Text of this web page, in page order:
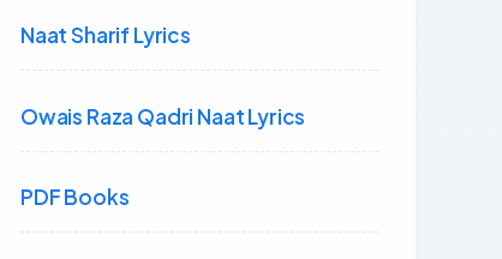
Naat Sharif Lyrics
Owais Raza Qadri Naat Lyrics
PDF Books